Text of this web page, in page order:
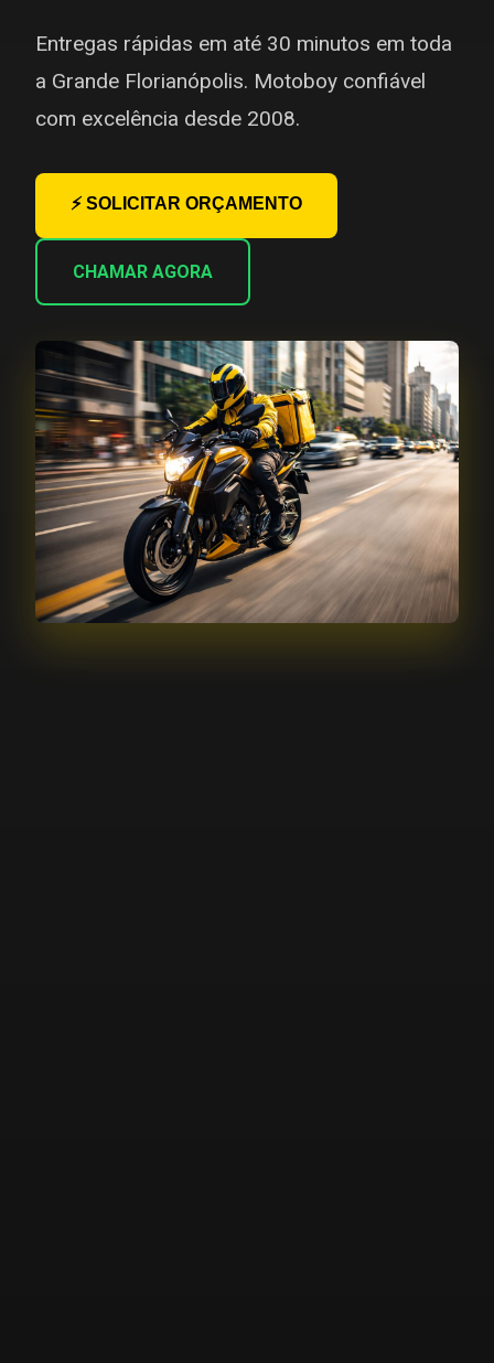
Entregas rápidas em até 30 minutos em toda
a Grande Florianópolis. Motoboy confiável
com excelência desde 2008.
⚡ SOLICITAR ORÇAMENTO
CHAMAR AGORA